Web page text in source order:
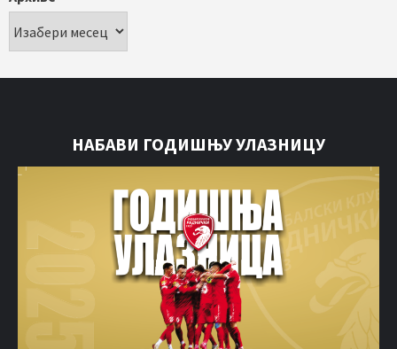
НАБАВИ ГОДИШЊУ УЛАЗНИЦУ